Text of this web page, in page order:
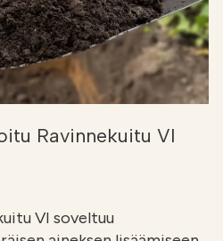
Ravinnekuitu VI
VI soveltuu